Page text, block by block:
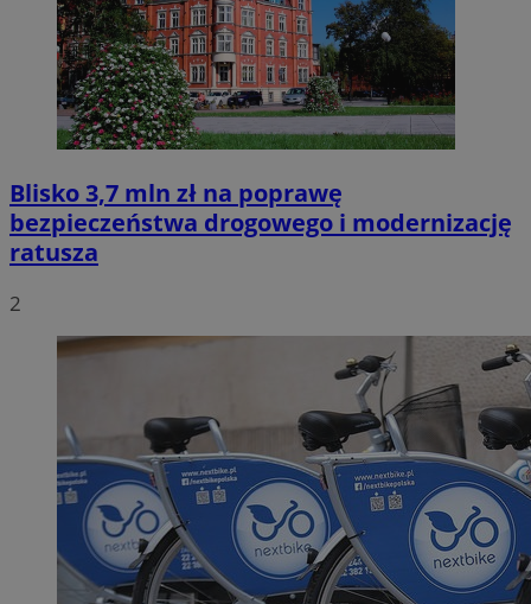
Blisko 3,7 mln zł na poprawę
bezpieczeństwa drogowego i modernizację
ratusza
2